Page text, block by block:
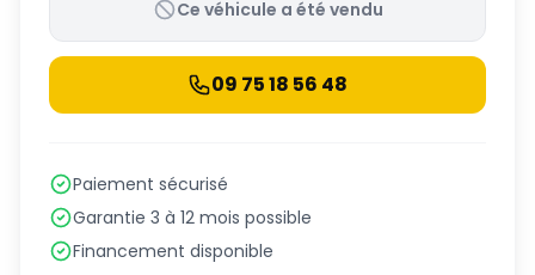
Ce véhicule a été vendu
09 75 18 56 48
Paiement sécurisé
Garantie 3 à 12 mois possible
Financement disponible